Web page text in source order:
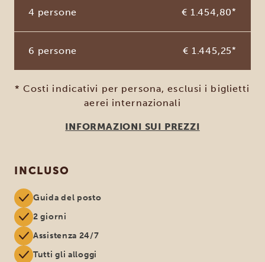
4 persone € 1.454,80*
6 persone € 1.445,25*
* Costi indicativi per persona, esclusi i biglietti
aerei internazionali
INFORMAZIONI SUI PREZZI
INCLUSO
Guida del posto
2 giorni
Assistenza 24/7
Tutti gli alloggi